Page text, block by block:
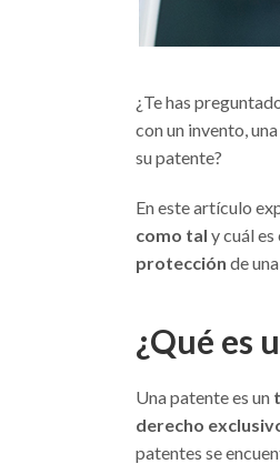
¿Te has
con un invento,
su patente?
En este artículo
como tal y cuál es
protección de
¿Qué es
Una patente es un
derecho
patentes se